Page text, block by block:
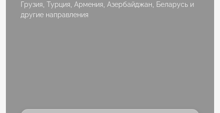
Грузия, Турция, Армения, Азербайджан, Беларусь и
другие направления